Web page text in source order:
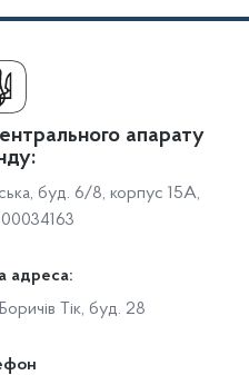
апарату
буд. 6/8, корпус 15А,
адреса:
Тік, буд. 28